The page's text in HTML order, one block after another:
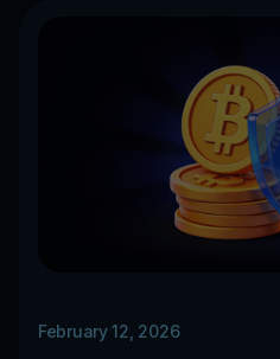
February 12, 2026